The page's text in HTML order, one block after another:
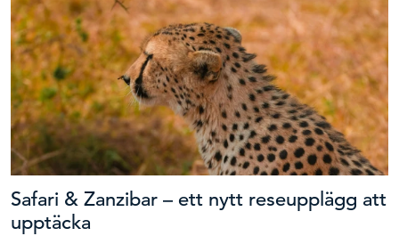
Safari & Zanzibar – ett nytt reseupplägg att
upptäcka